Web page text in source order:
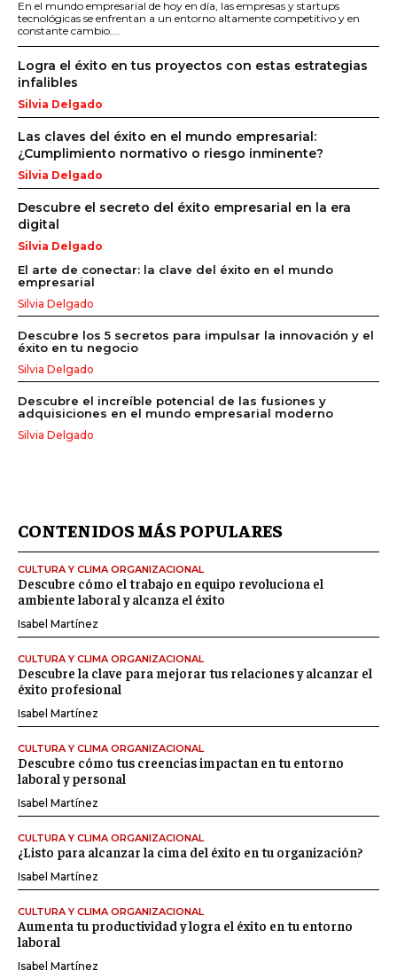
En el mundo empresarial de hoy en día, las empresas y startups
tecnológicas se enfrentan a un entorno altamente competitivo y en
constante cambio....
Logra el éxito en tus proyectos con estas estrategias
infalibles
Silvia Delgado
Las claves del éxito en el mundo empresarial:
¿Cumplimiento normativo o riesgo inminente?
Silvia Delgado
Descubre el secreto del éxito empresarial en la era
digital
Silvia Delgado
El arte de conectar: la clave del éxito en el mundo
empresarial
Silvia Delgado
Descubre los 5 secretos para impulsar la innovación y el
éxito en tu negocio
Silvia Delgado
Descubre el increíble potencial de las fusiones y
adquisiciones en el mundo empresarial moderno
Silvia Delgado
CONTENIDOS MÁS POPULARES
CULTURA Y CLIMA ORGANIZACIONAL
Descubre cómo el trabajo en equipo revoluciona el
ambiente laboral y alcanza el éxito
Isabel Martínez
CULTURA Y CLIMA ORGANIZACIONAL
Descubre la clave para mejorar tus relaciones y alcanzar el
éxito profesional
Isabel Martínez
CULTURA Y CLIMA ORGANIZACIONAL
Descubre cómo tus creencias impactan en tu entorno
laboral y personal
Isabel Martínez
CULTURA Y CLIMA ORGANIZACIONAL
¿Listo para alcanzar la cima del éxito en tu organización?
Isabel Martínez
CULTURA Y CLIMA ORGANIZACIONAL
Aumenta tu productividad y logra el éxito en tu entorno
laboral
Isabel Martínez